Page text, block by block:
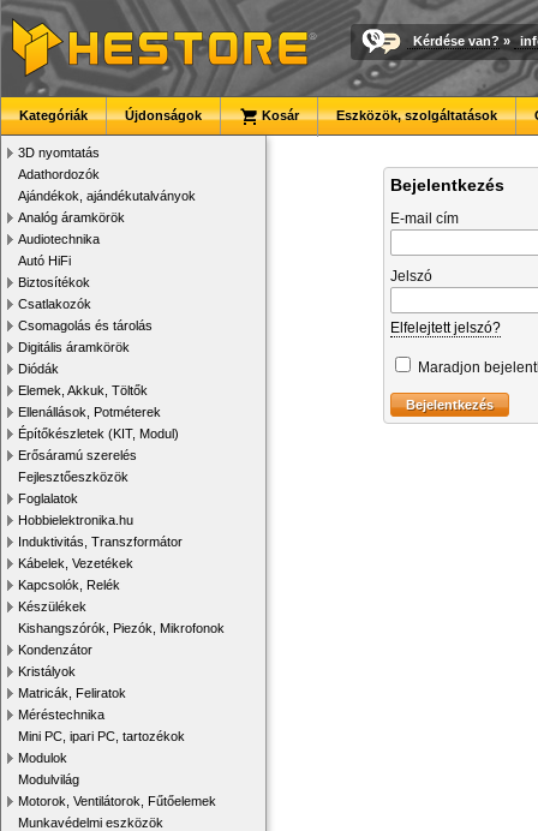
Kérdése van? »
Kategóriák Újdonságok Kosár Eszközök, szolgáltatások
3D nyomtatás
Adathordozók
Ajándékok, ajándékutalványok
Analóg áramkörök
Audiotechnika
Autó HiFi
Biztosítékok
Csatlakozók
Csomagolás és tárolás
Digitális áramkörök
Diódák
Elemek, Akkuk, Töltők
Ellenállások, Potméterek
Építőkészletek (KIT, Modul)
Erősáramú szerelés
Fejlesztőeszközök
Foglalatok
Hobbielektronika.hu
Induktivitás, Transzformátor
Kábelek, Vezetékek
Kapcsolók, Relék
Készülékek
Kishangszórók, Piezók, Mikrofonok
Kondenzátor
Kristályok
Matricák, Feliratok
Méréstechnika
Mini PC, ipari PC, tartozékok
Modulok
Modulvilág
Motorok, Ventilátorok, Fűtőelemek
Munkavédelmi eszközök
Bejelentkezés
E-mail cím
Jelszó
Elfelejtett jelszó?
Maradjon